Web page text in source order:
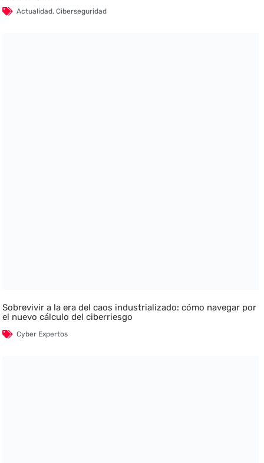
Actualidad,Ciberseguridad
Sobrevivir a la era del caos industrializado: cómo navegar por
el nuevo cálculo del ciberriesgo
Cyber Expertos